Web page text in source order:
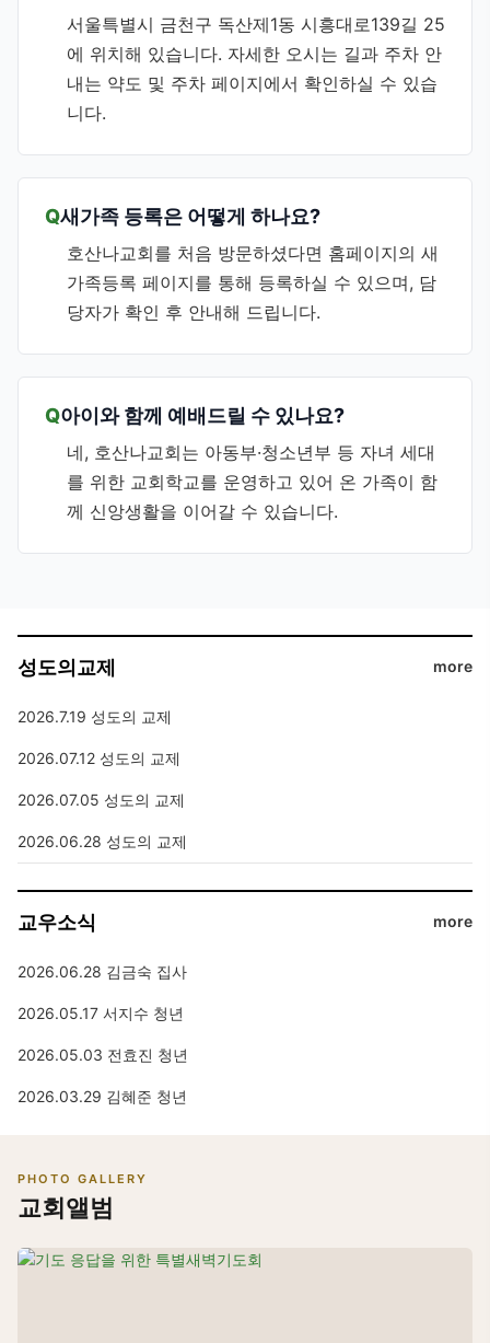
서울특별시 금천구 독산제1동 시흥대로139길 25
에 위치해 있습니다. 자세한 오시는 길과 주차 안
내는 약도 및 주차 페이지에서 확인하실 수 있습
니다.
새가족 등록은 어떻게 하나요?
호산나교회를 처음 방문하셨다면 홈페이지의 새
가족등록 페이지를 통해 등록하실 수 있으며, 담
당자가 확인 후 안내해 드립니다.
아이와 함께 예배드릴 수 있나요?
네, 호산나교회는 아동부·청소년부 등 자녀 세대
를 위한 교회학교를 운영하고 있어 온 가족이 함
께 신앙생활을 이어갈 수 있습니다.
성도의교제 more
2026.7.19 성도의 교제
2026.07.12 성도의 교제
2026.07.05 성도의 교제
2026.06.28 성도의 교제
교우소식 more
2026.06.28 김금숙 집사
2026.05.17 서지수 청년
2026.05.03 전효진 청년
2026.03.29 김혜준 청년
PHOTO GALLERY
교회앨범